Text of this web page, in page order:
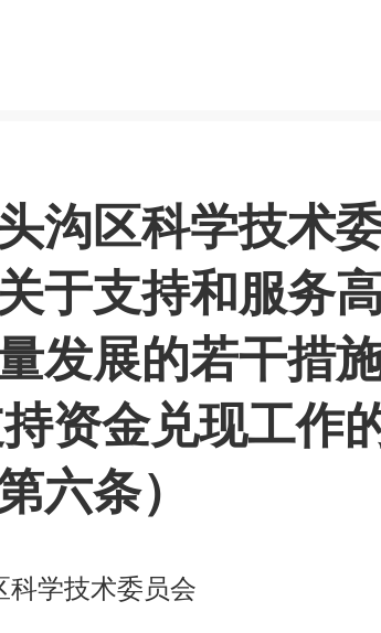
沟区科学技术
于支持和服务
发展的若干措施
资金兑现工作
六条）
科学技术委员会